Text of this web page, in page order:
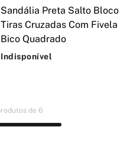
Sandália Preta Salto Bloco
Tiras Cruzadas Com Fivela
Bico Quadrado
Indisponível
de 6